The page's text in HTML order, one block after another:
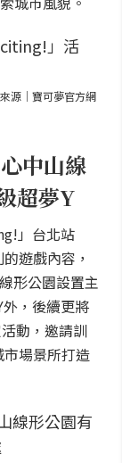
源｜寶可夢官方網
中山線
超夢Y
」台北站
遊戲內容，
形公園設置主
，後續更將
動，邀請訓
場景所打造